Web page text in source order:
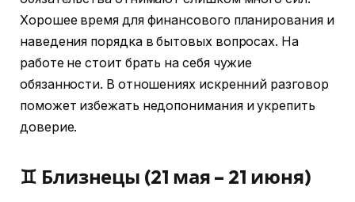
Хорошее время для финансового планирования и
наведения порядка в бытовых вопросах. На
работе не стоит брать на себя чужие
обязанности. В отношениях искренний разговор
поможет избежать недопонимания и укрепить
доверие.
♊ Близнецы (21 мая – 21 июня)